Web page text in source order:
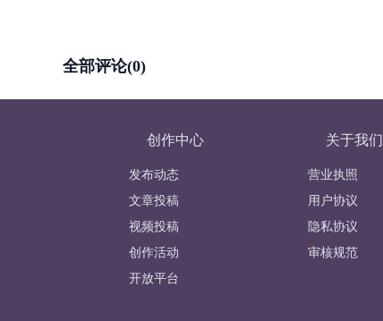
全部评论(0)
创作中心
发布动态
文章投稿
视频投稿
创作活动
开放平台
关于我们
营业执照
用户协议
隐私协议
审核规范